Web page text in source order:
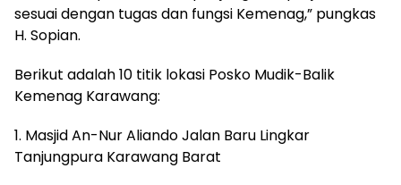
sesuai dengan tugas dan fungsi Kemenag,” pungkas
H. Sopian.
Berikut adalah 10 titik lokasi Posko Mudik-Balik
Kemenag Karawang:
1. Masjid An-Nur Aliando Jalan Baru Lingkar
Tanjungpura Karawang Barat